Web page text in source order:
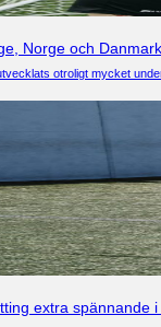
Norge och
otroligt mycket
extra spännande